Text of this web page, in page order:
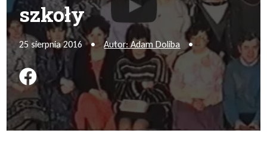
szkoły
25 sierpnia 2016 • Autor: Adam Doliba •
Podziel się na FB